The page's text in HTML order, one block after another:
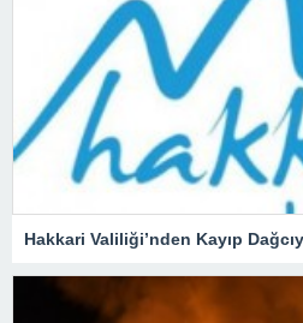
Hakkari Valiliği’nden Kayıp